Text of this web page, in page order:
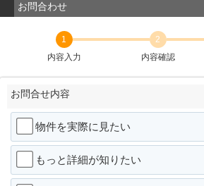
お問合わせ
1
内容入力
2
内容確認
お問合せ内容
物件を実際に見たい
もっと詳細が知りたい